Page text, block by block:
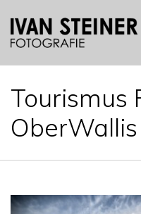
Tourismus
OberWallis